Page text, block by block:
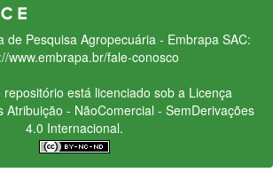
de Pesquisa Agropecuária - Embrapa SAC:
www.embrapa.br/fale-conosco
está licenciado sob a Licença
Atribuição - NãoComercial - SemDerivações
4.0 Internacional.